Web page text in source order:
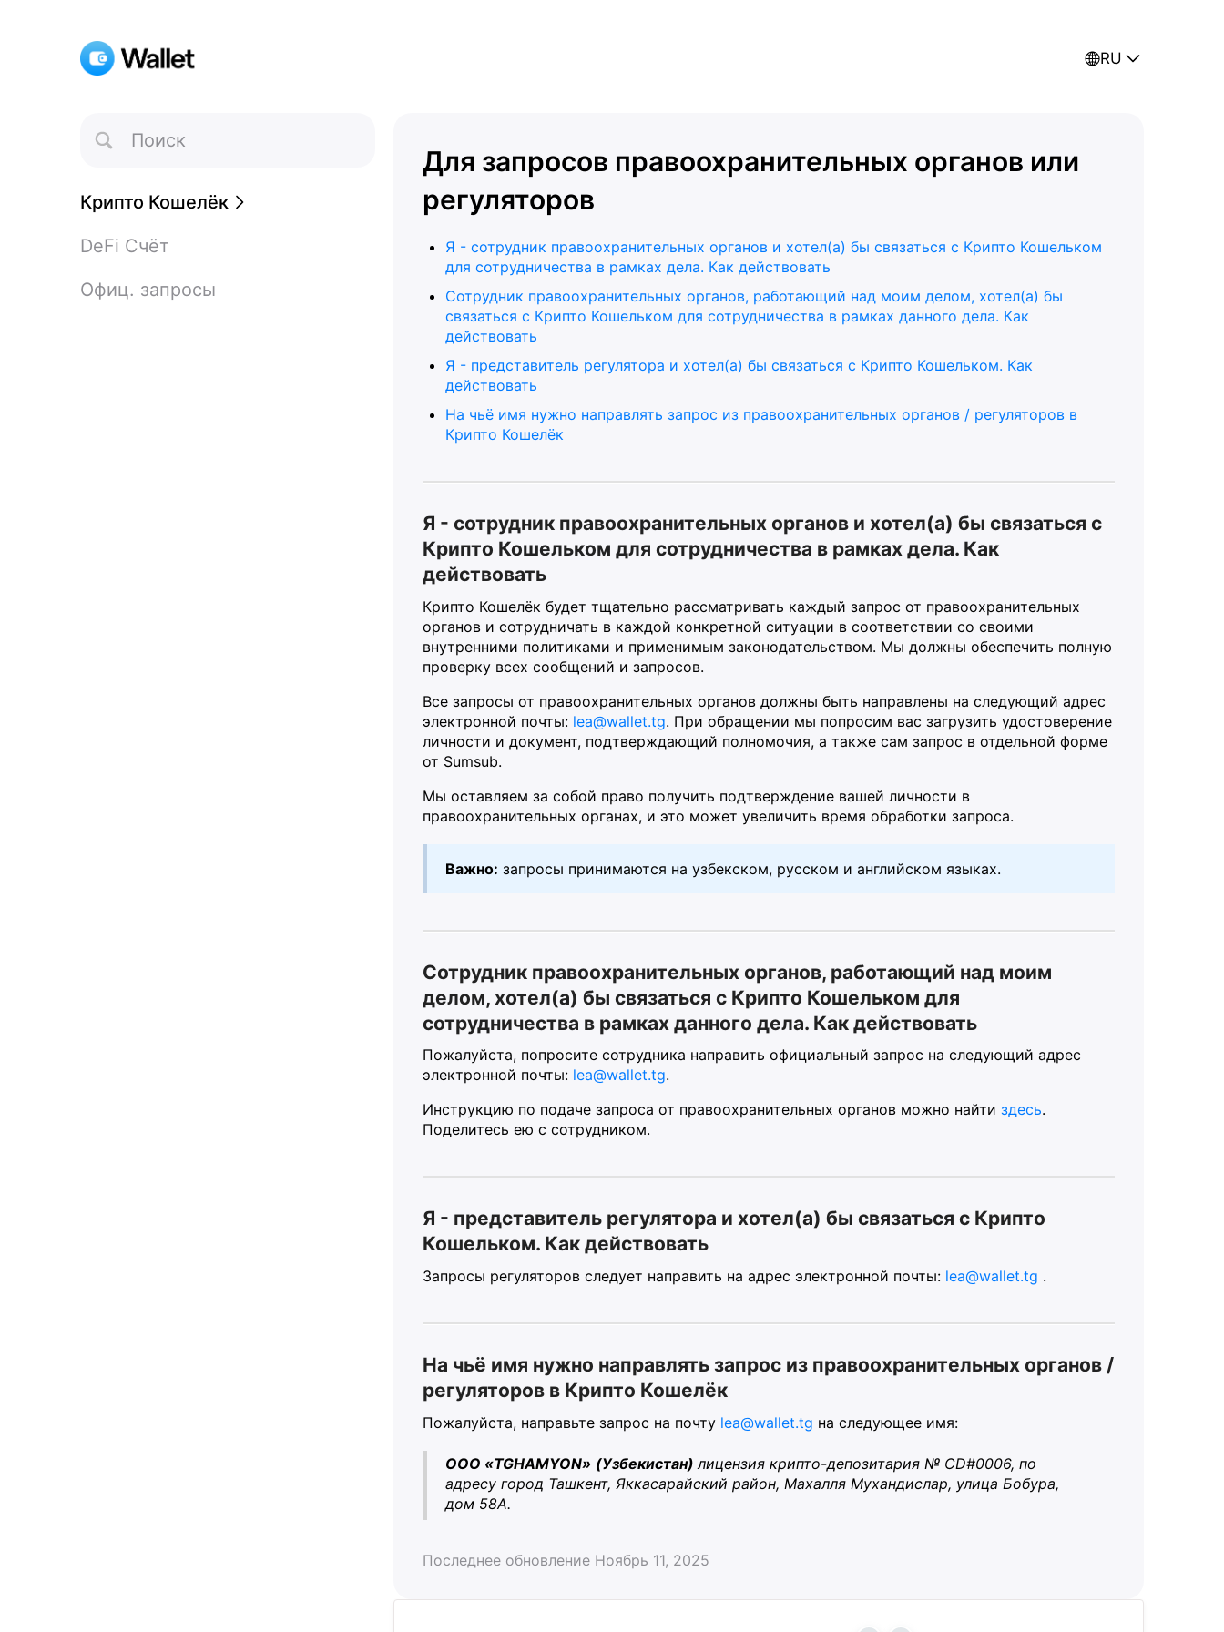
RU
Для запросов правоохранительных органов или
регуляторов
Я - сотрудник правоохранительных органов и хотел(а) бы связаться с Крипто Кошельком
для сотрудничества в рамках дела. Как действовать
Сотрудник правоохранительных органов, работающий над моим делом, хотел(а) бы
связаться с Крипто Кошельком для сотрудничества в рамках данного дела. Как
действовать
Я - представитель регулятора и хотел(а) бы связаться с Крипто Кошельком. Как
действовать
На чьё имя нужно направлять запрос из правоохранительных органов / регуляторов в
Крипто Кошелёк
Я - сотрудник правоохранительных органов и хотел(а) бы связаться с
Крипто Кошельком для сотрудничества в рамках дела. Как
действовать
Крипто Кошелёк будет тщательно рассматривать каждый запрос от правоохранительных
органов и сотрудничать в каждой конкретной ситуации в соответствии со своими
внутренними политиками и применимым законодательством. Мы должны обеспечить полную
проверку всех сообщений и запросов.
Все запросы от правоохранительных органов должны быть направлены на следующий адрес
электронной почты: lea@wallet.tg. При обращении мы попросим вас загрузить удостоверение
личности и документ, подтверждающий полномочия, а также сам запрос в отдельной форме
от Sumsub.
Мы оставляем за собой право получить подтверждение вашей личности в
правоохранительных органах, и это может увеличить время обработки запроса.
Важно: запросы принимаются на узбекском, русском и английском языках.
Сотрудник правоохранительных органов, работающий над моим
делом, хотел(а) бы связаться с Крипто Кошельком для
сотрудничества в рамках данного дела. Как действовать
Пожалуйста, попросите сотрудника направить официальный запрос на следующий адрес
электронной почты: lea@wallet.tg.
Инструкцию по подаче запроса от правоохранительных органов можно найти здесь.
Поделитесь ею с сотрудником.
Я - представитель регулятора и хотел(а) бы связаться с Крипто
Кошельком. Как действовать
Запросы регуляторов следует направить на адрес электронной почты: lea@wallet.tg .
На чьё имя нужно направлять запрос из правоохранительных органов /
регуляторов в Крипто Кошелёк
Пожалуйста, направьте запрос на почту lea@wallet.tg на следующее имя:
ООО «TGHAMYON» (Узбекистан) лицензия крипто-депозитария № CD#0006, по
адресу город Ташкент, Яккасарайский район, Махалля Мухандислар, улица Бобура,
дом 58А.
Последнее обновление Ноябрь 11, 2025
Toggle
Search
Крипто Кошелёк
DeFi Счёт
Офиц. запросы